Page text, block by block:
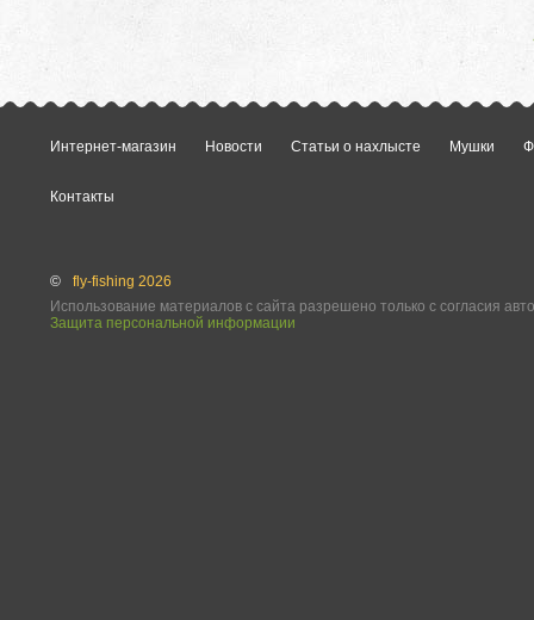
Интернет-магазин Новости Статьи о нахлысте Мушки
Контакты
©
fly-fishing 2026
Использование материалов с сайта разрешено только с согласия
Защита персональной информации